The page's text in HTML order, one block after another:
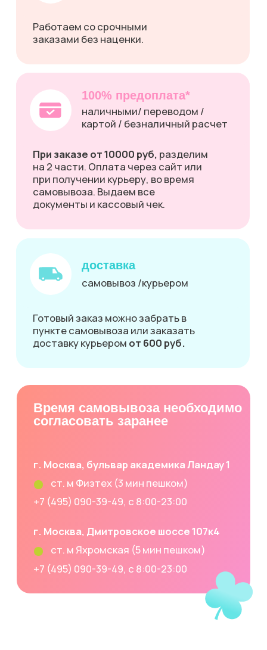
Мы делаем
Торты
Макаронс
Печать на заказ
Пряники
Отзывы
Пирожные
FAQ
Капкейки
Шоколад
Сладкие подарки
© 2019-2025 edaprint. Все права защищены
Политика конфиденциальности
+7 (495) 090-39-49
info@edaprint.ru
+7 (999) 550-39-49